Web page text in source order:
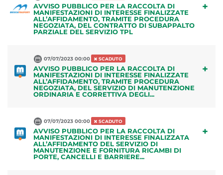
AVVISO PUBBLICO PER LA RACCOLTA DI
MANIFESTAZIONI DI INTERESSE FINALIZZATE
ALL’AFFIDAMENTO, TRAMITE PROCEDURA
NEGOZIATA, DEL CONTRATTO DI SUBAPPALTO
PARZIALE DEL SERVIZIO TPL
+
07/07/2023 00:00 SCADUTO
AVVISO PUBBLICO PER LA RACCOLTA DI
MANIFESTAZIONI DI INTERESSE FINALIZZATE
ALL’AFFIDAMENTO, TRAMITE PROCEDURA
NEGOZIATA, DEL SERVIZIO DI MANUTENZIONE
ORDINARIA E CORRETTIVA DEGLI...
+
07/07/2023 00:00 SCADUTO
AVVISO PUBBLICO PER LA RACCOLTA DI
MANIFESTAZIONI DI INTERESSE FINALIZZATA
ALL’AFFIDAMENTO DEL SERVIZIO DI
MANUTENZIONE E FORNITURA RICAMBI DI
PORTE, CANCELLI E BARRIERE...
+